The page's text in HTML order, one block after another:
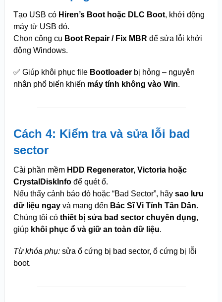
Tạo USB có Hiren’s Boot hoặc DLC Boot, khởi động
máy từ USB đó.
Chọn công cụ Boot Repair / Fix MBR để sửa lỗi khởi
động Windows.
✅ Giúp khôi phục file Bootloaderbị hỏng – nguyên
nhân phổ biến khiến máy tính không vào Win.
Cách 4: Kiểm tra và sửa lỗi bad
sector
Cài phần mềm HDD Regenerator, Victoria hoặc
CrystalDiskInfođể quét ổ.
Nếu thấy cảnh báo đỏ hoặc “Bad Sector”, hãy sao lưu
dữ liệu ngayvà mang đến Bác Sĩ Vi Tính Tân Dân.
Chúng tôi có thiết bị sửa bad sector chuyên dụng,
giúp khôi phục ổ và giữ an toàn dữ liệu.
Từ khóa phụ:sửa ổ cứng bị bad sector, ổ cứng bị lỗi
boot.